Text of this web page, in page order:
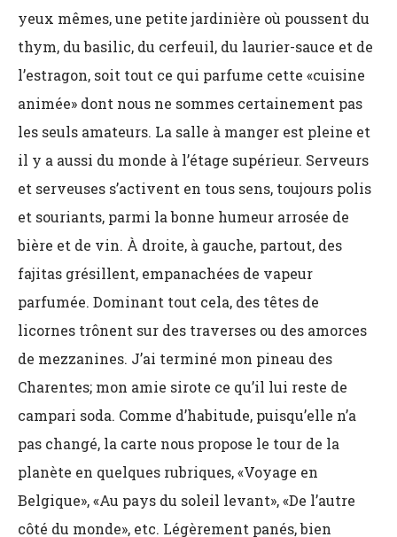
yeux mêmes, une petite jardinière où poussent du
thym, du basilic, du cerfeuil, du laurier-sauce et de
l’estragon, soit tout ce qui parfume cette «cuisine
animée» dont nous ne sommes certainement pas
les seuls amateurs. La salle à manger est pleine et
il y a aussi du monde à l’étage supérieur. Serveurs
et serveuses s’activent en tous sens, toujours polis
et souriants, parmi la bonne humeur arrosée de
bière et de vin. À droite, à gauche, partout, des
fajitas grésillent, empanachées de vapeur
parfumée. Dominant tout cela, des têtes de
licornes trônent sur des traverses ou des amorces
de mezzanines. J’ai terminé mon pineau des
Charentes; mon amie sirote ce qu’il lui reste de
campari soda. Comme d’habitude, puisqu’elle n’a
pas changé, la carte nous propose le tour de la
planète en quelques rubriques, «Voyage en
Belgique», «Au pays du soleil levant», «De l’autre
côté du monde», etc. Légèrement panés, bien